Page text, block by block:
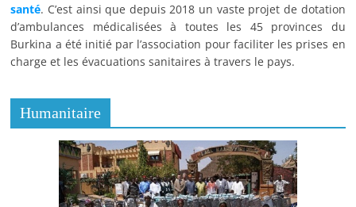
santé. C’est ainsi que depuis 2018 un vaste projet de dotation
d’ambulances médicalisées à toutes les 45 provinces du
Burkina a été initié par l’association pour faciliter les prises en
charge et les évacuations sanitaires à travers le pays.
Humanitaire